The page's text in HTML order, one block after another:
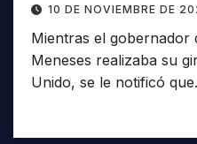
10 DE NOVIEMBRE DE
Mientras el gobernador
Meneses realizaba su
Unido, se le notificó